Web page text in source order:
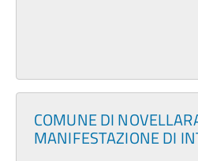
COMUNE DI
MANIFESTAZIONE DI